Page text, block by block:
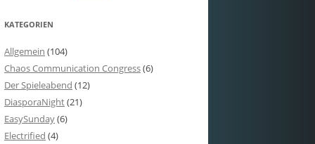
KATEGORIEN
Allgemein (104)
Chaos Communication Congress(6)
Der Spieleabend (12)
DiasporaNight(21)
EasySunday(6)
Electrified (4)